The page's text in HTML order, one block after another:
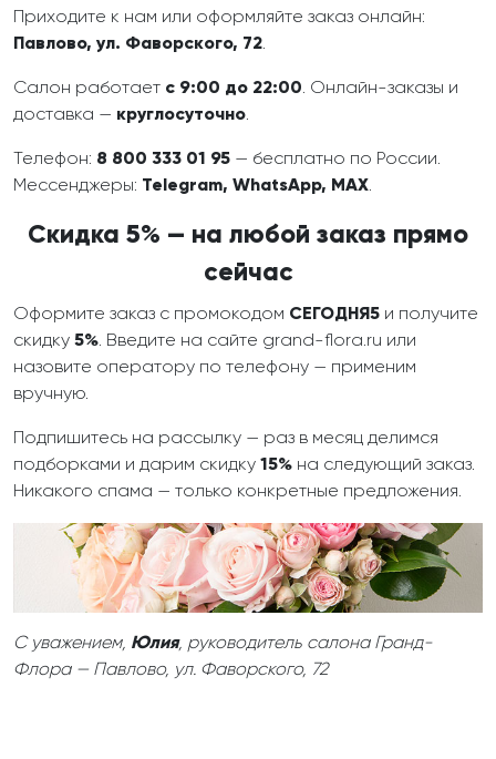
Приходите к нам или оформляйте заказ онлайн:
Павлово, ул. Фаворского, 72.
Салон работает с 9:00 до 22:00. Онлайн-заказы и
доставка — круглосуточно.
Телефон: 8 800 333 01 95 — бесплатно по России.
Мессенджеры: Telegram, WhatsApp, MAX.
Скидка 5% — на любой заказ прямо
сейчас
Оформите заказ с промокодом СЕГОДНЯ5 и получите
скидку 5%. Введите на сайте grand-flora.ru или
назовите оператору по телефону — применим
вручную.
Подпишитесь на рассылку — раз в месяц делимся
подборками и дарим скидку 15% на следующий заказ.
Никакого спама — только конкретные предложения.
С уважением, Юлия, руководитель салона Гранд-
Флора — Павлово, ул. Фаворского, 72